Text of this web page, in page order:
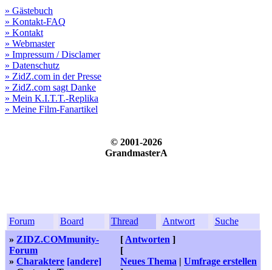
» Gästebuch
» Kontakt-FAQ
» Kontakt
» Webmaster
» Impressum / Disclamer
» Datenschutz
» ZidZ.com in der Presse
» ZidZ.com sagt Danke
» Mein K.I.T.T.-Replika
» Meine Film-Fanartikel
© 2001-2026
GrandmasterA
Forum Board Thread Antwort
Suche
» ZIDZ.COMmunity-
Forum
» Charaktere [andere]
[ Antworten ]
[
Neues Thema | Umfrage erstellen